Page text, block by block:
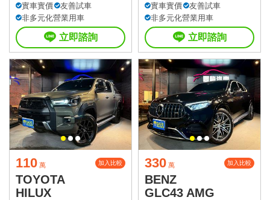
實車實價
友善試車
非多元化營業用車
立即諮詢
實車實價
友善試車
非多元化營業用車
立即諮詢
110 萬 加入比較
TOYOTA
HILUX
330 萬 加入比較
BENZ
GLC43 AMG